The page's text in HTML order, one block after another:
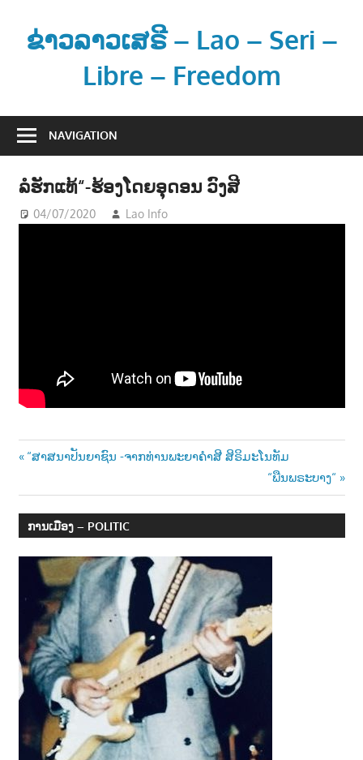
contentຂ່າວລາວເສຣີ – Lao – Seri –
Libre – Freedom
າ
ລ
ະ
ນ
NAVIGATION
ລໍຮັກແທ້“-ຮ້ອງໂດຍອຸດອນ ວົງສີ
04/07/2020 Lao Info
Post
navigation
Previous
“ສາສນາປັນຍາຊົນ -ຈາກທ່ານພະຍາຄຳສີ ສິຣິມະໂນທັມ
Next
Post:
“ພືນພຣະບາງ“
ການເມືອງ – POLITIC